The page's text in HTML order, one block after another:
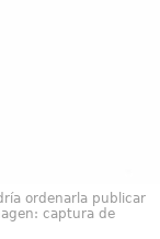
ordenarla publicar
captura de